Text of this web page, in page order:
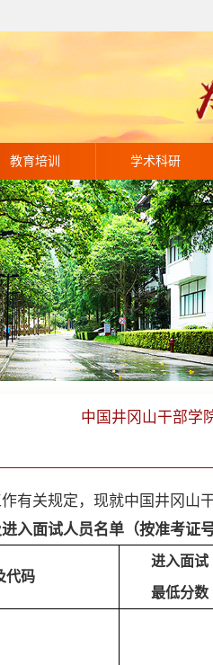
教育培训 学术科研
中国井冈山干部学
关规定，现就中国井冈山干
入面试人员名单（按准考证号
代码
进入面试
最低分数